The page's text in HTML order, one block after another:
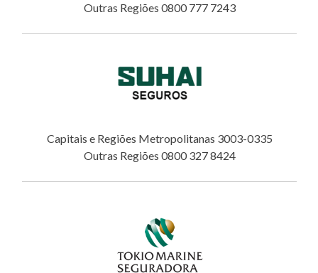
Outras Regiões 0800 777 7243
Capitais e Regiões Metropolitanas 3003-0335
Outras Regiões 0800 327 8424